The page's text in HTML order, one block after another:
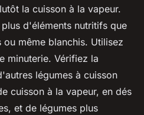
la cuisson à la vapeur.
d'éléments nutritifs que
même blanchis. Utilisez
minuterie. Vérifiez la
légumes à cuisson
cuisson à la vapeur, en dés
et de légumes plus